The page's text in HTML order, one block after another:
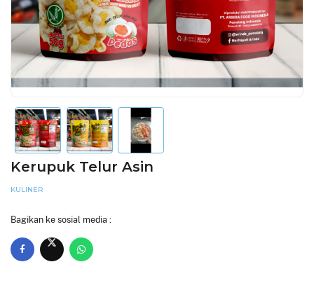
Kerupuk Telur Asin
KULINER
Bagikan ke sosial media :